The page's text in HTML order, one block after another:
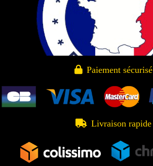
 Paiement sécurisé
 Livraison rapide